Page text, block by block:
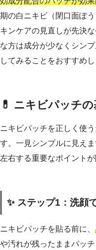
期の白ニキビ（閉口面ぽ
キンケアの見直しが先決
な方は成分が少なくシン
してみることをおすすめし
💊 ニキビパッチ
ニキビパッチを正しく使
す。一見シンプルに見え
左右する重要なポイントが
✨ ステップ1：洗顔
ニキビパッチを貼る前に、
や汚れが残ったままパッ